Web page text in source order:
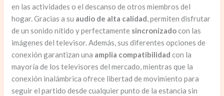
en las actividades o el descanso de otros miembros del
hogar. Gracias a su audio de alta calidad, permiten disfrutar
de un sonido nítido y perfectamente sincronizadocon las
imágenes del televisor. Además, sus diferentes opciones de
conexión garantizan una amplia compatibilidad con la
mayoría de los televisores del mercado, mientras que la
conexión inalámbrica ofrece libertad de movimiento para
seguir el partido desde cualquier punto de la estancia sin